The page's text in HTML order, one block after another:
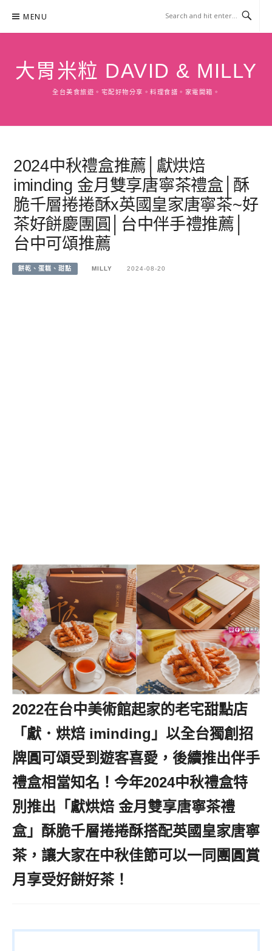
content
MENU
大胃米粒 DAVID & MILLY
全台美食旅遊。宅配好物分享。料理食譜。家電開箱。
2024中秋禮盒推薦│獻烘焙
iminding 金月雙享唐寧茶禮盒│酥
脆千層捲捲酥x英國皇家唐寧茶~好
茶好餅慶團圓│台中伴手禮推薦│
台中可頌推薦
餅乾、蛋糕、甜點 MILLY 2024-08-20
2022在台中美術館起家的老宅甜點店
「獻．烘焙 iminding」以全台獨創招
牌圓可頌受到遊客喜愛，後續推出伴手
禮盒相當知名！今年2024中秋禮盒特
別推出「獻烘焙 金月雙享唐寧茶禮
盒」酥脆千層捲捲酥搭配英國皇家唐寧
茶，讓大家在中秋佳節可以一同團圓賞
月享受好餅好茶！